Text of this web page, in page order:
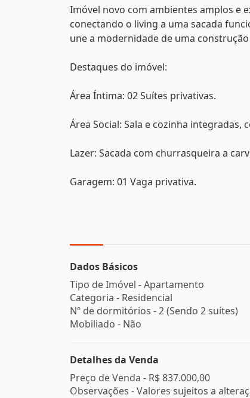
Imóvel novo com ambientes amplos e
conectando o living a uma sacada
une a modernidade de uma
Destaques do imóvel:
Área Íntima: 02 Suítes privativas.
Área Social: Sala e cozinha integradas,
Lazer: Sacada com churrasqueira a
Garagem: 01 Vaga privativa.
Dados Básicos
Tipo de Imóvel - Apartamento
Categoria - Residencial
Nº de dormitórios - 2 (Sendo 2 suítes)
Mobiliado - Não
Detalhes da Venda
Preço de Venda - R$ 837.000,00
Observações - Valores sujeitos a